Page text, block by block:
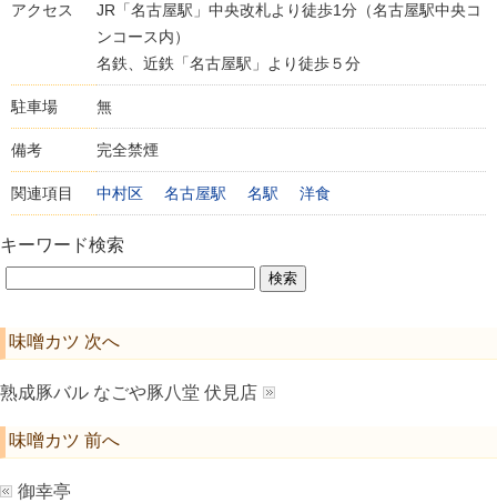
アクセス
JR「名古屋駅」中央改札より徒歩1分（名古屋駅中央コ
ンコース内）
名鉄、近鉄「名古屋駅」より徒歩５分
駐車場 無
備考 完全禁煙
関連項目 中村区 名古屋駅 名駅 洋食
キーワード検索
味噌カツ 次へ
熟成豚バル なごや豚八堂 伏見店
味噌カツ 前へ
御幸亭